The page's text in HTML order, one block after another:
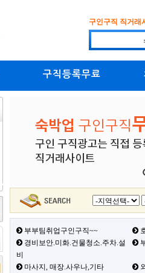
구인구직 직거래
구직등록무료
부부팀취업구인구직~~
경비보안.미화.건물청소.주차.설
비
마사지, 매장.사우나,기타